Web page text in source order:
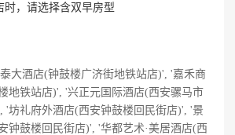
时，请选择含双早房型
大酒店(钟鼓楼广济街地铁站店)', '嘉禾商
地铁站店)', '兴正元国际酒店(西安骡马市
'坊礼府外酒店(西安钟鼓楼回民街店)', '景
钟鼓楼回民街店)', '华都艺术·美居酒店(西